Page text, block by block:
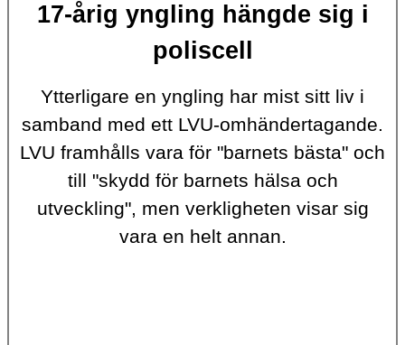
17-årig yngling hängde sig i
poliscell
Ytterligare en yngling har mist sitt liv i
samband med ett LVU-omhändertagande.
LVU framhålls vara för "barnets bästa" och
till "skydd för barnets hälsa och
utveckling", men verkligheten visar sig
vara en helt annan.